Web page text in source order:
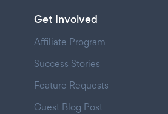
Get Involved
Affiliate Program
Success Stories
Feature Requests
Guest Blog Post